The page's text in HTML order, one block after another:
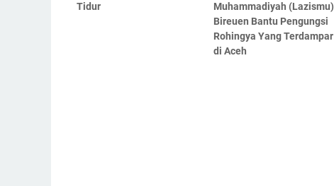
Tidur
Muhammadiyah (Lazismu)
Bireuen Bantu Pengungsi
Rohingya Yang Terdampar
di Aceh